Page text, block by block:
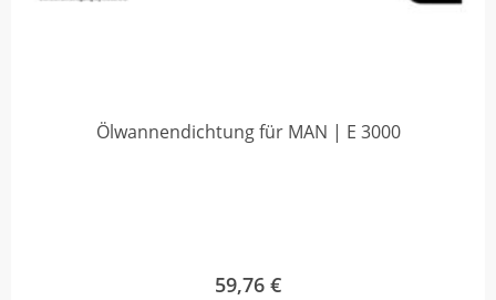
Ölwannendichtung für MAN | E 3000
59,76 €